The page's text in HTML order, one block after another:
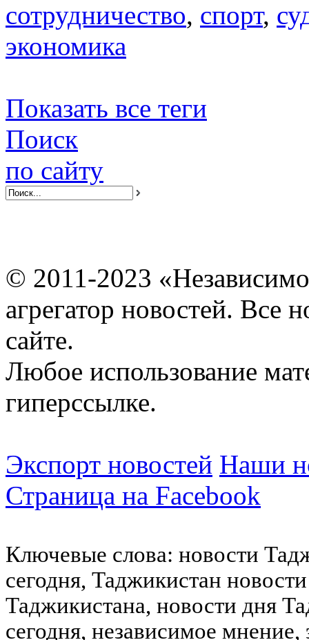
сотрудничество, спорт,
экономика
Показать все теги
Поиск
по сайту
© 2011-2023
агрегатор новостей. Все
сайте.
Любое использование
гиперссылке.
Экспорт новостей Наши
Страница на Facebook
Ключевые слова: новости
сегодня, Таджикистан
Таджикистана, новости дня
сегодня, независимое